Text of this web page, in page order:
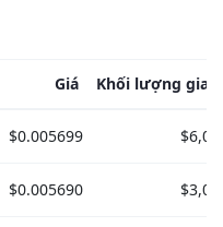
Giá Khối lượng giao
$0.005699
$0.005690